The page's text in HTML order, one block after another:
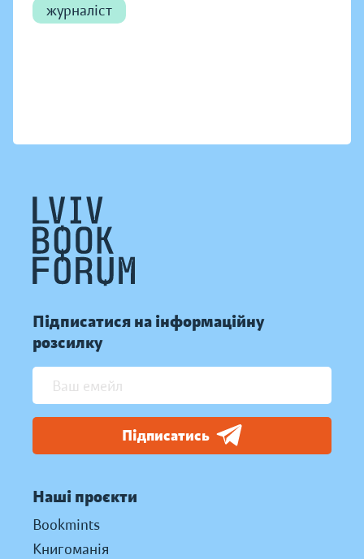
журналіст
Підписатися на інформаційну
розсилку
Підписатись
Наші проєкти
Bookmints
Книгоманія